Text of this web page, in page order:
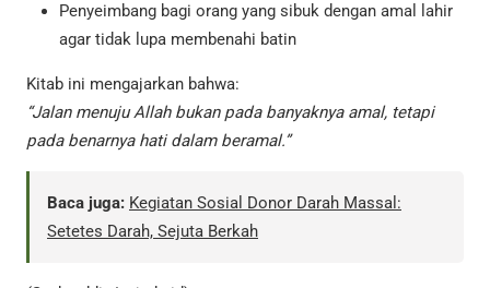
Penyeimbang bagi orang yang sibuk dengan amal lahir
agar tidak lupa membenahi batin
Kitab ini mengajarkan bahwa:
“Jalan menuju Allah bukan pada banyaknya amal, tetapi
pada benarnya hati dalam beramal.”
Baca juga: Kegiatan Sosial Donor Darah Massal:
Setetes Darah, Sejuta Berkah